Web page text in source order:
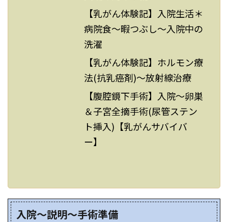
【乳がん体験記】入院生活＊
病院食～暇つぶし～入院中の
洗濯
【乳がん体験記】ホルモン療
法(抗乳癌剤)～放射線治療
【腹腔鏡下手術】入院～卵巣
＆子宮全摘手術(尿管ステン
ト挿入)【乳がんサバイバ
ー】
入院～説明～手術準備